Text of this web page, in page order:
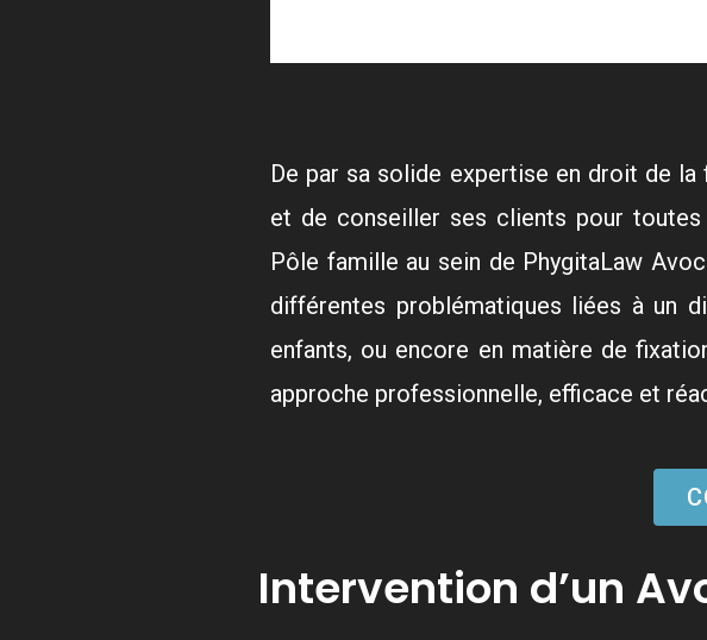
De par sa solide expertise en droit de la
et de conseiller ses clients pour
Pôle famille au sein de PhygitaLaw
différentes problématiques liées à un
enfants, ou encore en matière de
approche professionnelle, efficace et
Intervention d’un